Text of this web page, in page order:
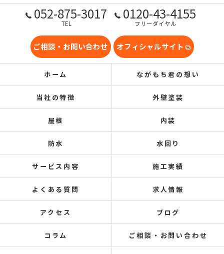
052-875-3017
TEL
0120-43-4155
フリーダイヤル
ご相談・お問い合わせ オフィシャルサイト
ホーム ながもち君の想い
当社の特徴 外壁塗装
屋根 内装
防水 水回り
サービス内容 施工実績
よくある質問 求人情報
アクセス ブログ
コラム ご相談・お問い合わせ